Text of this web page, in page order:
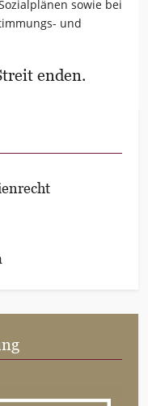
sowie bei
und
enden.